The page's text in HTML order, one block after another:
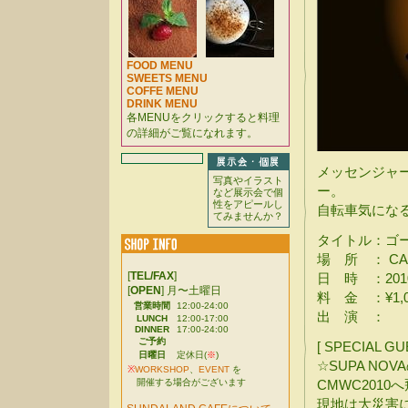
メッセンジャ
ー。
自転車気にな
タイトル：ゴ
場 所 ：
日 時 ：2010
料 金 ：
出 演 ：
[ SPECIAL
☆SUPA
CMWC2010
現地は大災害
FOOD MENU
SWEETS MENU
COFFE MENU
DRINK MENU
各MENUをクリックすると料理
の詳細がご覧になれます。
写真やイラスト
など展示会で個
性をアピールし
てみませんか？
[TEL/FAX]
[OPEN] 月〜土曜日
営業時間
12:00-24:00
LUNCH
12:00-17:00
DINNER
17:00-24:00
ご予約
日曜日
定休日(※)
※WORKSHOP EVENT を
開催する場合がございます